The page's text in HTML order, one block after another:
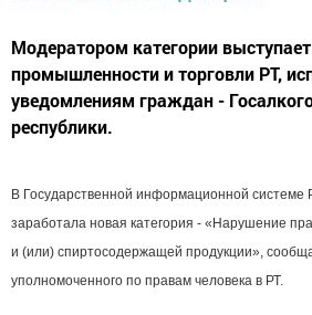
Модератором категории
промышленности и торговли РТ,
уведомлениям граждан -
республики.
В Государственной информационной системе
заработала новая категория - «Нарушение
и (или) спиртосодержащей продукции»,
уполномоченного по правам человека в РТ.